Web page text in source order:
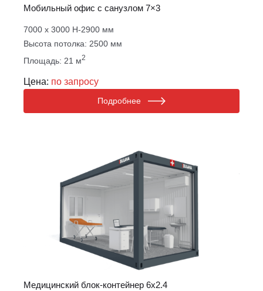
Мобильный офис с санузлом 7×3
7000 х 3000 Н-2900 мм
Высота потолка: 2500 мм
Площадь: 21 м2
Цена: по запросу
Подробнее
Медицинский блок-контейнер 6х2.4